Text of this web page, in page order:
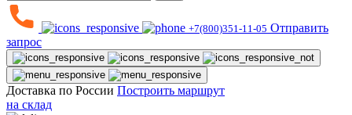
+7(800)351-11-05 Отправить
запрос
Доставка по России Построить маршрут
на склад